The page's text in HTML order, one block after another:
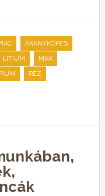
, ARANYKÖPÉS ,
LÍTIUM , MÁK ,
, RÉZ ,